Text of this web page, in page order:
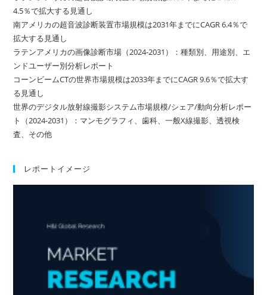
4.5％で拡大する見通し
南アメリカの超音波診断装置市場規模は2031年までにCAGR 6.4％で
拡大する見通し
ラテンアメリカの画像診断市場（2024-2031）：種類別、用途別、エ
ンドユーザー別分析レポート
コーンビームCTの世界市場規模は2033年までにCAGR 9.6％で拡大す
る見通し
世界のデジタル放射線撮影システム市場規模/シェア/動向分析レポー
ト（2024-2031）：マンモグラフィ、歯科、一般X線撮影、透視検
査、その他
レポートイメージ